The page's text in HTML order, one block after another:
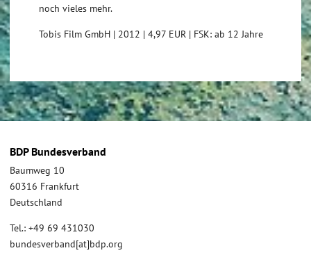
noch vieles mehr.
Tobis Film GmbH | 2012 | 4,97 EUR | FSK: ab 12 Jahre
BDP Bundesverband
Baumweg 10
60316 Frankfurt
Deutschland
Tel.: +49 69 431030
bundesverband[at]bdp.org